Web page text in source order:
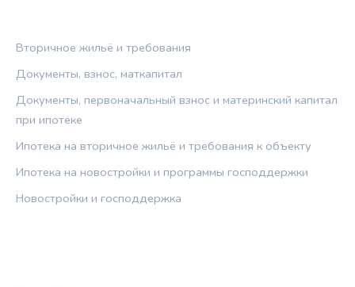
Вторичное жильё и требования
Документы, взнос, маткапитал
Документы, первоначальный взнос и материнский капитал
при ипотеке
Ипотека на вторичное жильё и требования к объекту
Ипотека на новостройки и программы господдержки
Новостройки и господдержка